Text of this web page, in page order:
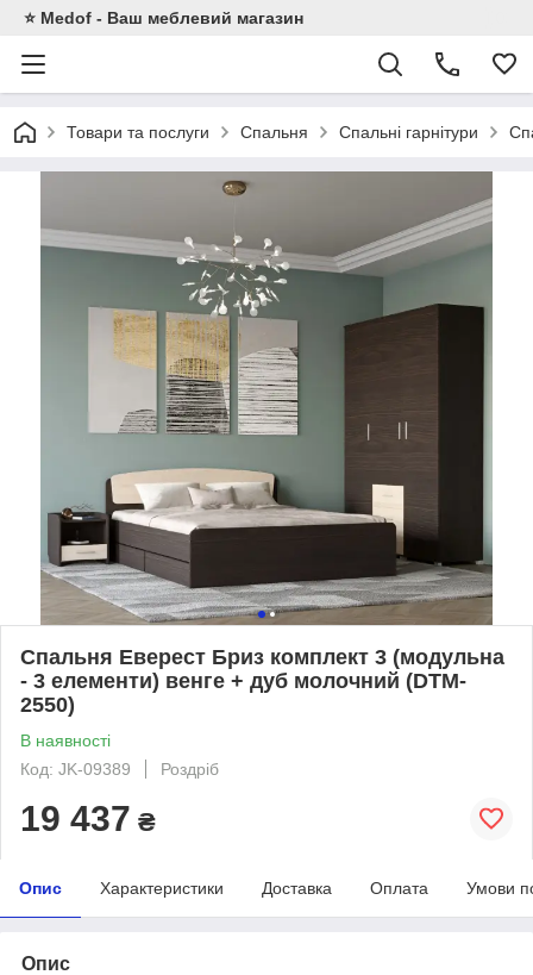
⭐ Medof - Ваш меблевий магазин
Товари та послуги Спальня Спальні гарнітури
Спальня Еверест Бриз комплект 3 (модульна
- 3 елементи) венге + дуб молочний (DTM-
2550)
В наявності
Код: JK-09389
Роздріб
19 437 ₴
Опис Характеристики Доставка Оплата Умови
Опис